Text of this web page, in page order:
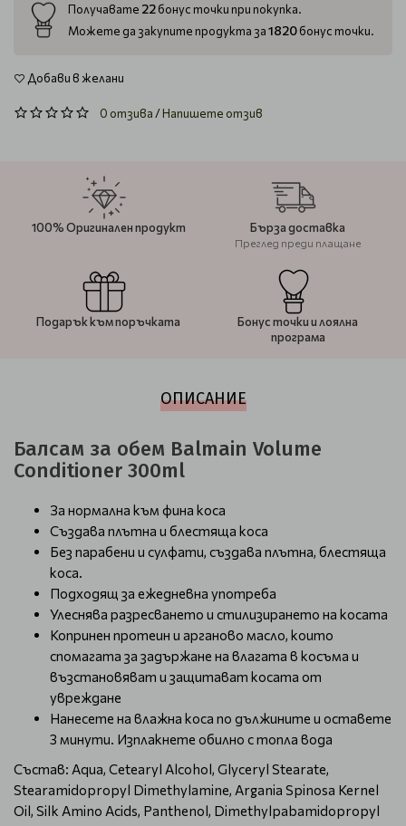
Получавате 22бонус точки при покупка.
Можете да закупите продукта за1820бонус точки.
Добави в желани
0 отзива/Напишете отзив
100% Оригинален продукт Бърза доставка
Преглед преди плащане
Подарък към поръчката
Бонус точки и лоялна
програма
ОПИСАНИЕ
Балсам за обем Balmain Volume
Conditioner 300ml
За нормална към фина коса
Създава плътна и блестяща коса
Без парабени и сулфати, създава плътна, блестяща
коса.
Подходящ за ежедневна употреба
Улеснява разресването и стилизирането на косата
Копринен протеин и арганово масло, които
спомагата за задържане на влагата в косъма и
възстановяват и защитават косата от
увреждане
Нанесете на влажна коса по дължините и оставете
3 минути. Изплакнете обилно с топла вода
Състав: Aqua, Cetearyl Alcohol, Glyceryl Stearate,
Stearamidopropyl Dimethylamine, Argania Spinosa Kernel
Oil, Silk Amino Acids, Panthenol, Dimethylpabamidopropyl